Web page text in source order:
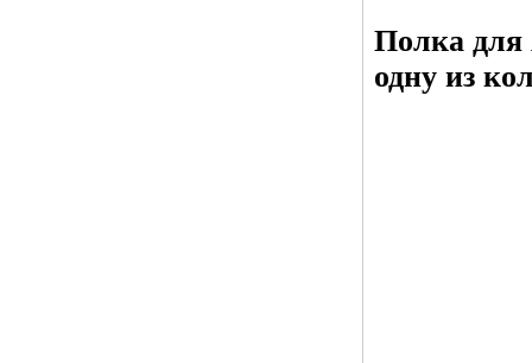
Полка для
одну из